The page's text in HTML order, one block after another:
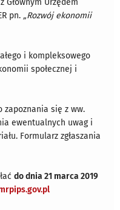
pn. „Rozwój ekonomii
i kompleksowego
społecznej i
zapoznania się z ww.
ewentualnych uwag i
Formularz zgłaszania
do dnia 21 marca 2019